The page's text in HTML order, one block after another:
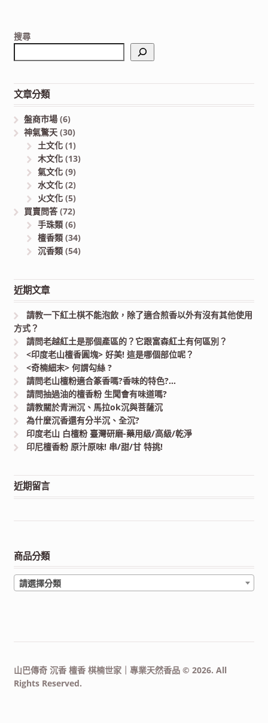
搜尋
文章分類
盤商市場 (6)
神氣驚天 (30)
土文化(1)
木文化(13)
氣文化(9)
水文化(2)
火文化(5)
買賣問答(72)
手珠類(6)
檀香類(34)
沉香類(54)
近期文章
請教一下紅土棋不能泡飲，除了適合煎香以外有沒有其他使用
方式？
請問老越紅土是那個產區的？它跟富森紅土有何區別？
<印度老山檀香圓塊> 好美! 這是哪個部位呢？
<奇楠細末> 何謂勾絲 ?
請問老山檀粉適合篆香嗎?香味的特色?…
請問抽過油的檀香粉 生聞會有味道嗎?
請教關於青洲沉、馬拉ok沉與菩薩沉
為什麼沉香還有分半沉、全沉?
印度老山 白檀粉 臺灣研磨-藥用級/高級/乾淨
印尼檀香粉 原汁原味! 串/甜/甘 特挑!
近期留言
商品分類
請選擇分類
山巴傳奇 沉香 檀香 棋楠世家｜專業天然香品 © 2026. All
Rights Reserved.